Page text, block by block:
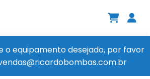
o equipamento desejado, por favor